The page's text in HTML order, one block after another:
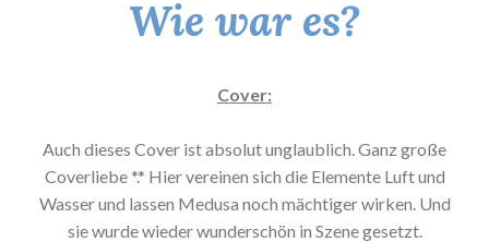
Wie war es?
Cover:
Auch dieses Cover ist absolut unglaublich. Ganz große
Coverliebe *.* Hier vereinen sich die Elemente Luft und
Wasser und lassen Medusa noch mächtiger wirken. Und
sie wurde wieder wunderschön in Szene gesetzt.